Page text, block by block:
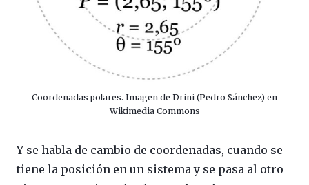
Coordenadas polares. Imagen de Drini (Pedro Sánchez) en
Wikimedia Commons
Y se habla de cambio de coordenadas, cuando se
tiene la posición en un sistema y se pasa al otro